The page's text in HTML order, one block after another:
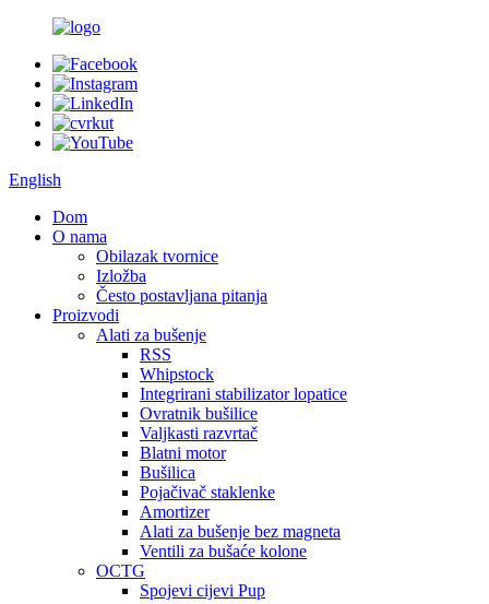
English
Dom
O nama
Obilazak tvornice
Izložba
Često postavljana pitanja
Proizvodi
Alati za bušenje
RSS
Whipstock
Integrirani stabilizator lopatice
Ovratnik bušilice
Valjkasti razvrtač
Blatni motor
Bušilica
Pojačivač staklenke
Amortizer
Alati za bušenje bez magneta
Ventili za bušaće kolone
OCTG
Spojevi cijevi Pup